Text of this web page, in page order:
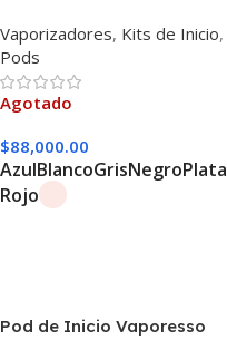
Vaporizadores, Kits de Inicio,
Pods
Agotado
$88,000.00
AzulBlancoGrisNegroPlata
Rojo
Pod de Inicio Vaporesso